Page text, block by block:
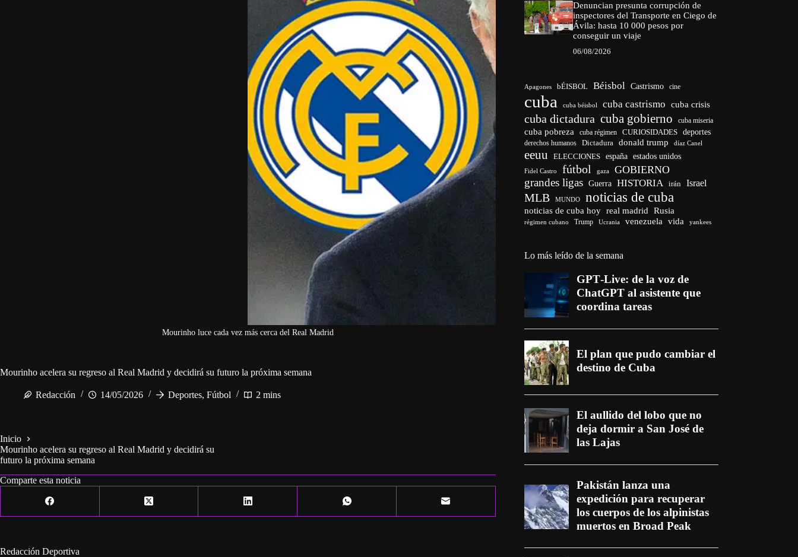
Mourinho luce cada vez más cerca del Real Madrid
Mourinho acelera su regreso al Real Madrid y decidirá su futuro la próxima semana
Redacción 14/05/2026 Deportes, Fútbol 2 mins
Inicio
Mourinho acelera su regreso al Real Madrid y decidirá su
futuro la próxima semana
Comparte esta noticia
Redacción Deportiva
Denuncian presunta corrupción de
inspectores del Transporte en Ciego de
Ávila: hasta 10 000 pesos por
conseguir un viaje
06/08/2026
Apagones bÉISBOL Béisbol Castrismo cine
cuba cuba béisbol cuba castrismo cuba crisis
cuba dictadura cuba gobierno cuba miseria
cuba pobreza cuba régimen CURIOSIDADES deportes
derechos humanos Dictadura donald trump díaz Canel
eeuu ELECCIONES españa estados unidos
Fidel Castro fútbol gaza GOBIERNO
grandes ligas Guerra HISTORIA irán Israel
MLB MUNDO noticias de cuba
noticias de cuba hoy real madrid Rusia
régimen cubano Trump Ucrania venezuela vida yankees
Lo más leído de la semana